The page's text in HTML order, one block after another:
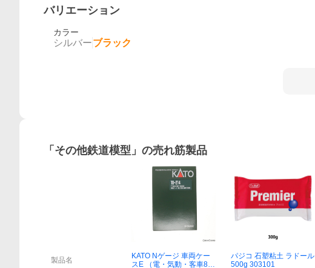
バリエーション
カラー
シルバーブラック
「 その他鉄道模型 」の売れ筋製品
製品名
KATO Nゲージ 車両ケー
スE （電・気動・客車8両
パジコ 石塑粘土 ラドール
500g 303101